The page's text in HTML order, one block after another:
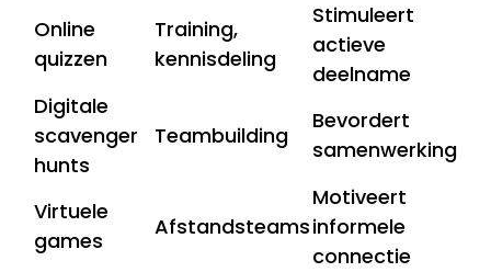
Online
quizzen
Training,
kennisdeling
Stimuleert
actieve
deelname
Digitale
scavenger
hunts
Teambuilding
Bevordert
samenwerking
Virtuele
games
Afstandsteams
Motiveert
informele
connectie